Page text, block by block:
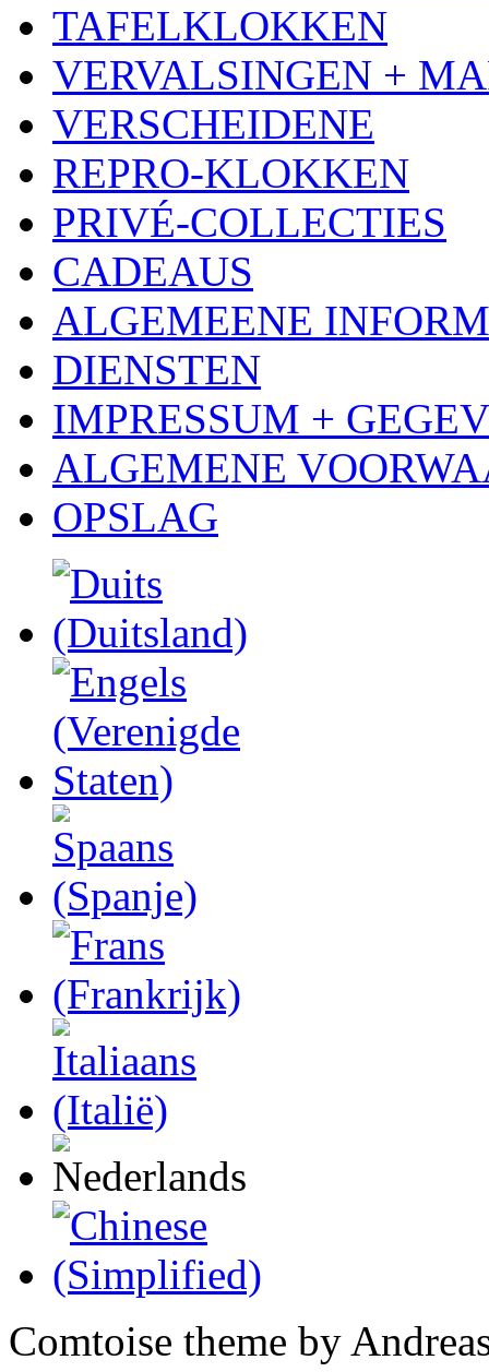
TAFELKLOKKEN
VERVALSINGEN +
VERSCHEIDENE
REPRO-KLOKKEN
PRIVÉ-COLLECTIES
CADEAUS
ALGEMEENE
DIENSTEN
IMPRESSUM +
ALGEMENE
OPSLAG
Comtoise theme by